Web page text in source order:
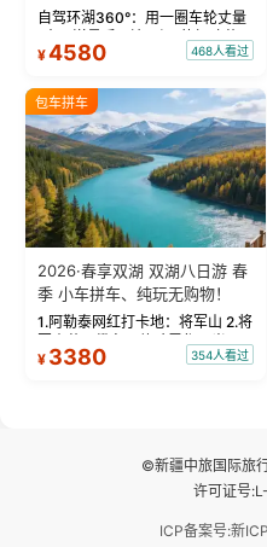
物！
自驾环湖360°：用一圈车轮丈量
“大西洋最后一滴眼泪”的极致蔚
蓝。 赛湖旅拍：甄选多款风格服
绝美瞬间。 赛湖坦克300跟车视
频：专业摄影师...
¥4580 468人看过
包车拼车
2026·春享双湖 双湖八日游 春
季 小车拼车、纯玩无购物！
1.阿勒泰网红打卡地：将军山 2.将
军山落日缆车，体验雪都风光 3.
将军山，夕阳派对，蹦迪party 4.
¥ 3380 354人看过
©新疆中旅国际旅
许可证号
ICP备案号:新